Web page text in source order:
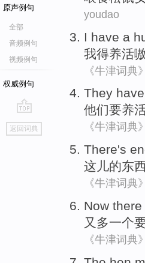
原声例句
全部
音频例句
视频例句
权威例句
go
top
返回词典
youdao
I have a
我得养活
《牛津词典》
They have
他们要养
《牛津词典》
There's
这儿的东
《牛津词典》
Now there
又 多一个
《牛津词典》